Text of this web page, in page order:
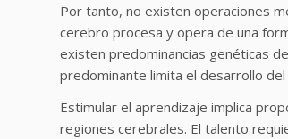
Por tanto, no existen operaciones
cerebro procesa y opera de una
existen predominancias genéticas
predominante limita el desarrollo
Estimular el aprendizaje implica
regiones cerebrales. El talento